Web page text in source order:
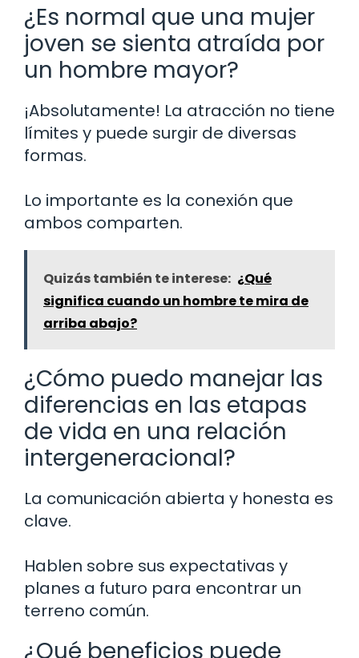
¿Es normal que una mujer
joven se sienta atraída por
un hombre mayor?
¡Absolutamente! La atracción no tiene
límites y puede surgir de diversas
formas.
Lo importante es la conexión que
ambos comparten.
Quizás también te interese: ¿Qué
significa cuando un hombre te mira de
arriba abajo?
¿Cómo puedo manejar las
diferencias en las etapas
de vida en una relación
intergeneracional?
La comunicación abierta y honesta es
clave.
Hablen sobre sus expectativas y
planes a futuro para encontrar un
terreno común.
¿Qué beneficios puede